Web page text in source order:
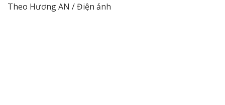
Theo Hương AN / Điện ảnh